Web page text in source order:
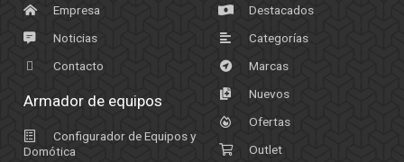
Empresa
Noticias
Contacto
Armador de equipos
Configurador de Equipos y
Domótica
Destacados
Categorías
Marcas
Nuevos
Ofertas
Outlet